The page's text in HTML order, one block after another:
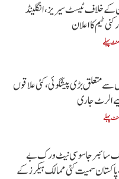
کے خلاف ٹیسٹ سیریز، انگلینڈ
سے متعلق بڑی پیشگوئی، کئی علاقوں
الرٹ جاری
سائبر جاسوسی نیٹ ورک بے
سمیت کئی ممالک ہیکرز کے